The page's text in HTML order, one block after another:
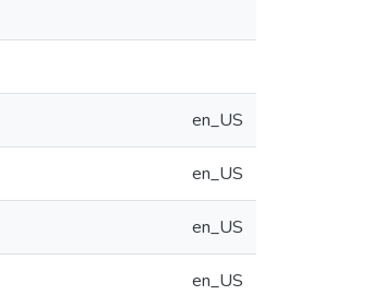
en_US
en_US
en_US
en_US